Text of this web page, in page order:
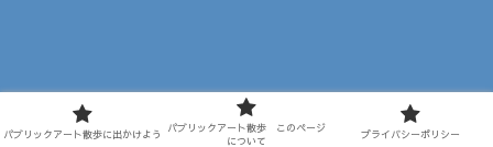
パブリックアート散歩に出かけよう
パブリックアート散歩 このページ
について
プライバシーポリシー